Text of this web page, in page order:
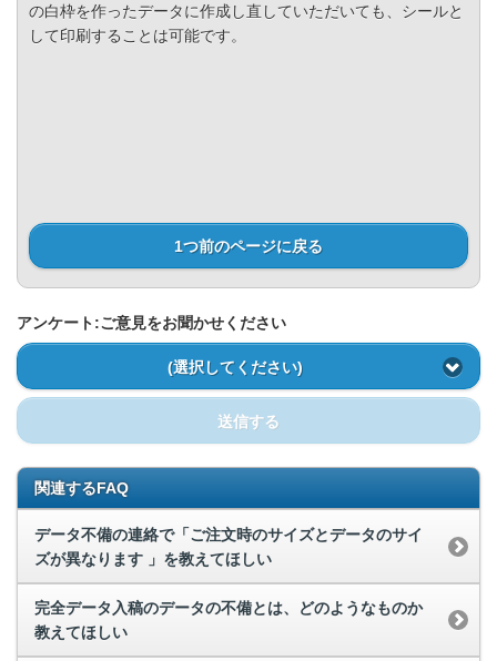
の白枠を作ったデータに作成し直していただいても、シールと
して印刷することは可能です。
1つ前のページに戻る
アンケート:ご意見をお聞かせください
(選択してください)
送信する
関連するFAQ
データ不備の連絡で「ご注文時のサイズとデータのサイ
ズが異なります 」を教えてほしい
完全データ入稿のデータの不備とは、どのようなものか
教えてほしい